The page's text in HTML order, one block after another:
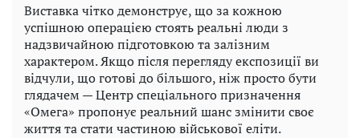
Виставка чітко демонструє, що за кожною
успішною операцією стоять реальні люди з
надзвичайною підготовкою та залізним
характером. Якщо після перегляду експозиції ви
відчули, що готові до більшого, ніж просто бути
глядачем — Центр спеціального призначення
«Омега» пропонує реальний шанс змінити своє
життя та стати частиною військової еліти.